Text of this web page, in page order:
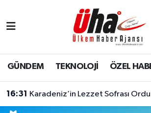
GÜNDEM TEKNOLOJİ ÖZEL
16:31 Karadeniz’in Lezzet Sofrası Ordu
İstanbul Nöbetçi Eczaneler
İstanbul Hava Durumu